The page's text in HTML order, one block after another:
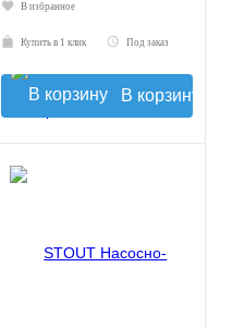
В избранное
Купить в 1 клик Под заказ
В корзину